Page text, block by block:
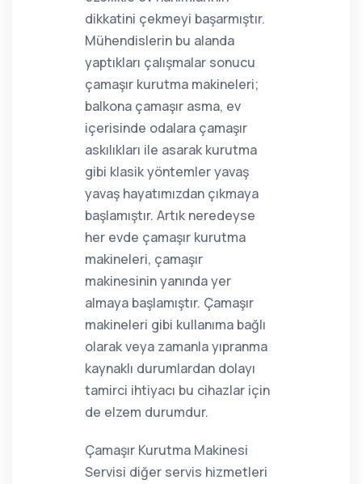
dikkatini çekmeyi başarmıştır.
Mühendislerin bu alanda
yaptıkları çalışmalar sonucu
çamaşır kurutma makineleri;
balkona çamaşır asma, ev
içerisinde odalara çamaşır
askılıkları ile asarak kurutma
gibi klasik yöntemler yavaş
yavaş hayatımızdan çıkmaya
başlamıştır. Artık neredeyse
her evde çamaşır kurutma
makineleri, çamaşır
makinesinin yanında yer
almaya başlamıştır. Çamaşır
makineleri gibi kullanıma bağlı
olarak veya zamanla yıpranma
kaynaklı durumlardan dolayı
tamirci ihtiyacı bu cihazlar için
de elzem durumdur.
Çamaşır Kurutma Makinesi
Servisi diğer servis hizmetleri